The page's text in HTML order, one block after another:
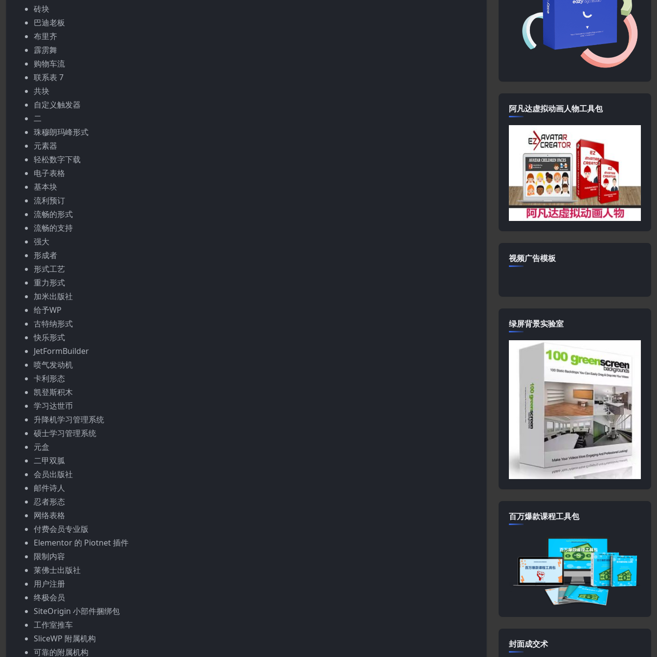
砖块
巴迪老板
布里齐
霹雳舞
购物车流
联系表 7
共块
自定义触发器
二
珠穆朗玛峰形式
元素器
轻松数字下载
电子表格
基本块
流利预订
流畅的形式
流畅的支持
强大
形成者
形式工艺
重力形式
加米出版社
给予WP
古特纳形式
快乐形式
JetFormBuilder
喷气发动机
卡利形态
凯登斯积木
学习达世币
升降机学习管理系统
硕士学习管理系统
元盒
二甲双胍
会员出版社
邮件诗人
忍者形态
网络表格
付费会员专业版
Elementor 的 Piotnet 插件
限制内容
莱佛士出版社
用户注册
终极会员
SiteOrigin 小部件捆绑包
工作室推车
SliceWP 附属机构
可靠的附属机构
阿凡达虚拟动画人物工具包
视频广告模板
绿屏背景实验室
百万爆款课程工具包
封面成交术